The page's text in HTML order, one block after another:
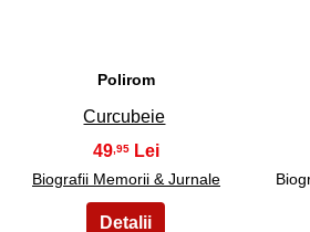
Polirom
Curcubeie
49,95
Biografii Memorii & Jurnale